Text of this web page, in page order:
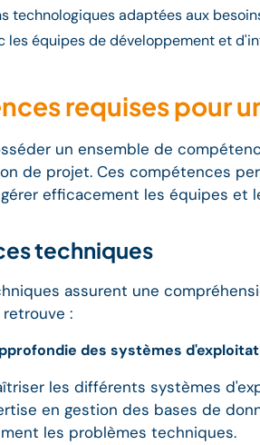
technologiques adaptées aux
les équipes de développement et
requises pour
un ensemble de
de projet. Ces compétences
efficacement les équipes et
techniques
assurent une
:
des systèmes
les différents systèmes
en gestion des bases de
les problèmes techniques.